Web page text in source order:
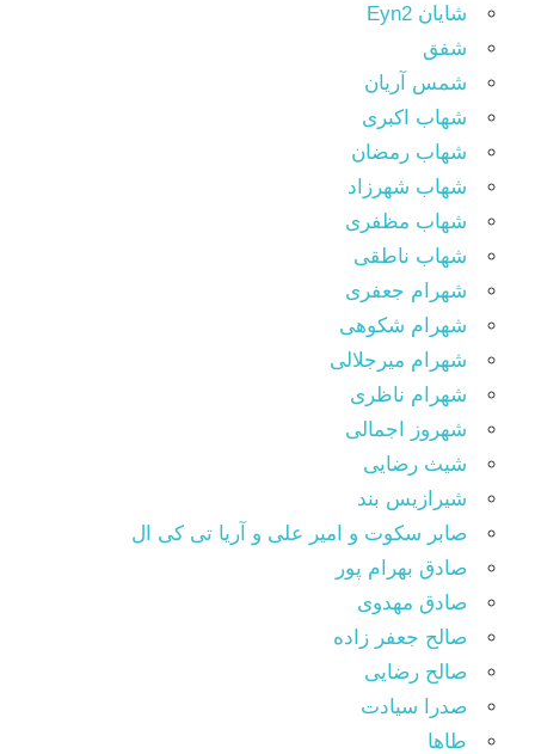
شایان Eyn2
شفق
شمس آریان
شهاب اکبری
شهاب رمضان
شهاب شهرزاد
شهاب مظفری
شهاب ناطقی
شهرام جعفری
شهرام شکوهی
شهرام میرجلالی
شهرام ناظری
شهروز اجمالی
شیث رضایی
شیرازیس بند
صابر سکوت و امیر علی و آریا تی کی ال
صادق بهرام پور
صادق مهدوی
صالح جعفر زاده
صالح رضایی
صدرا سیادت
طاها